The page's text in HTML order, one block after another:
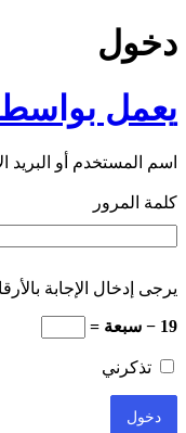
دخول
يعمل
اسم المستخدم أو البريد
كلمة المرور
يرجى إدخال الإجابة
19 − سبعة =
تذكرني